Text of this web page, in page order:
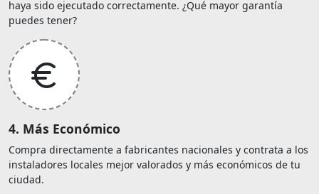
haya sido ejecutado correctamente. ¿Qué mayor garantía
puedes tener?
4. Más Económico
Compra directamente a fabricantes nacionales y contrata a los
instaladores locales mejor valorados y más económicos de tu
ciudad.